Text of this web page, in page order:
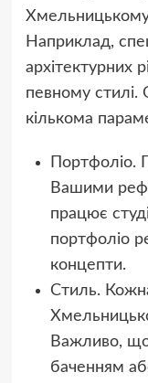
Наприклад,
архітектурних
певному стилі.
кількома
Портфоліо.
Вашими
працює
портфоліо
концепти.
Стиль.
Важливо,
баченням